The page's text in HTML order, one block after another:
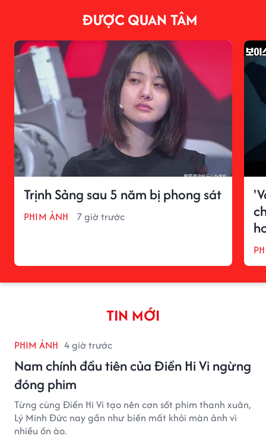
ĐƯỢC QUAN TÂM
Trịnh Sảng sau 5 năm bị phong sát
PHIM ẢNH 7 giờ trước
TIN MỚI
PHIM ẢNH 4 giờ trước
Nam chính đầu tiên của Điền Hi Vi ngừng
đóng phim
Từng cùng Điền Hi Vi tạo nên cơn sốt phim thanh xuân,
Lý Minh Đức nay gần như biến mất khỏi màn ảnh vì
nhiều ồn ào.